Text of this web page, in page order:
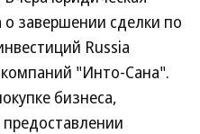
завершении сделки по
Russia
"Инто-Сана".
бизнеса,